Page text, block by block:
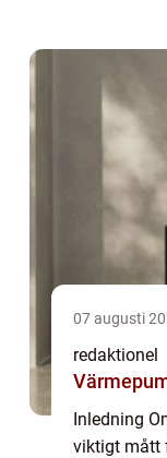
07 augusti
redaktionel
Inledning
viktigt mått